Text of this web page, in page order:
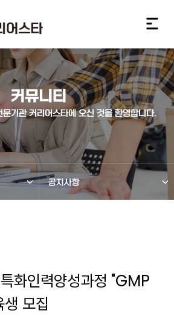
커뮤니티
기관 커리어스타에 오신 것을 환영합니다.
공지사항
화인력양성과정 "GMP
모집